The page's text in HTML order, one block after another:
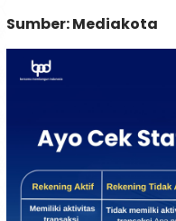
Sumber: Mediakota